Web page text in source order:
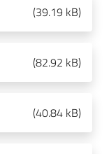
(39.19 kB)
(82.92 kB)
(40.84 kB)